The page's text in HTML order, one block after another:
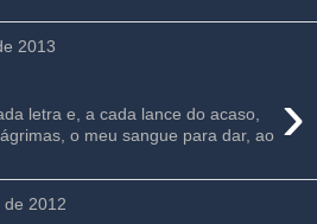
2013
›
letra e, a cada lance do acaso,
o meu sangue para dar, ao
2012